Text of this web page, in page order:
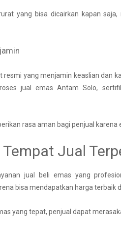
yang bisa dicairkan kapan
yang menjamin keaslian dan
jual emas Antam Solo,
rasa aman bagi penjual
Jual
jual beli emas yang
bisa mendapatkan harga terbaik
yang tepat, penjual dapat